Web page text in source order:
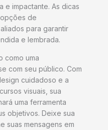
e impactante. As dicas
de
para garantir
e lembrada.
como uma
com seu público. Com
cuidadoso e a
visuais, sua
uma ferramenta
objetivos. Deixe sua
suas mensagens em